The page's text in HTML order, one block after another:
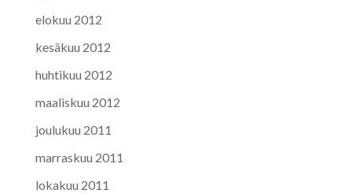
elokuu 2012
kesäkuu 2012
huhtikuu 2012
maaliskuu 2012
joulukuu 2011
marraskuu 2011
lokakuu 2011